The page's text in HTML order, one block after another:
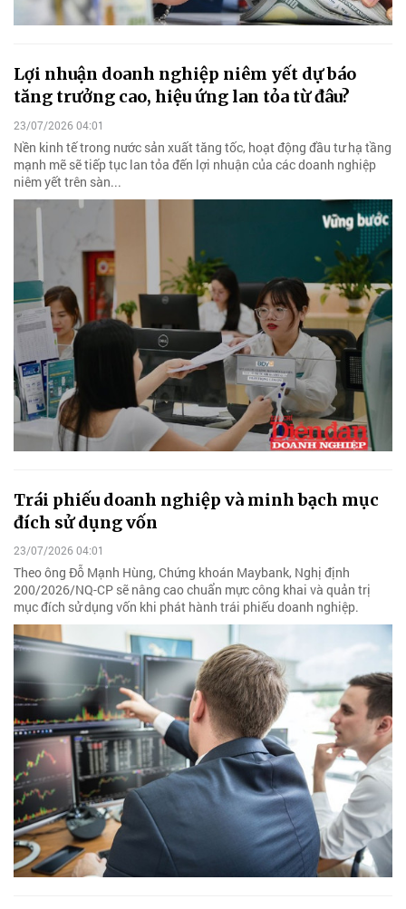
Lợi nhuận doanh nghiệp niêm yết dự báo
tăng trưởng cao, hiệu ứng lan tỏa từ đâu?
23/07/2026 04:01
Nền kinh tế trong nước sản xuất tăng tốc, hoạt động đầu tư hạ tầng
mạnh mẽ sẽ tiếp tục lan tỏa đến lợi nhuận của các doanh nghiệp
niêm yết trên sàn...
Trái phiếu doanh nghiệp và minh bạch mục
đích sử dụng vốn
23/07/2026 04:01
Theo ông Đỗ Mạnh Hùng, Chứng khoán Maybank, Nghị định
200/2026/NQ-CP sẽ nâng cao chuẩn mực công khai và quản trị
mục đích sử dụng vốn khi phát hành trái phiếu doanh nghiệp.